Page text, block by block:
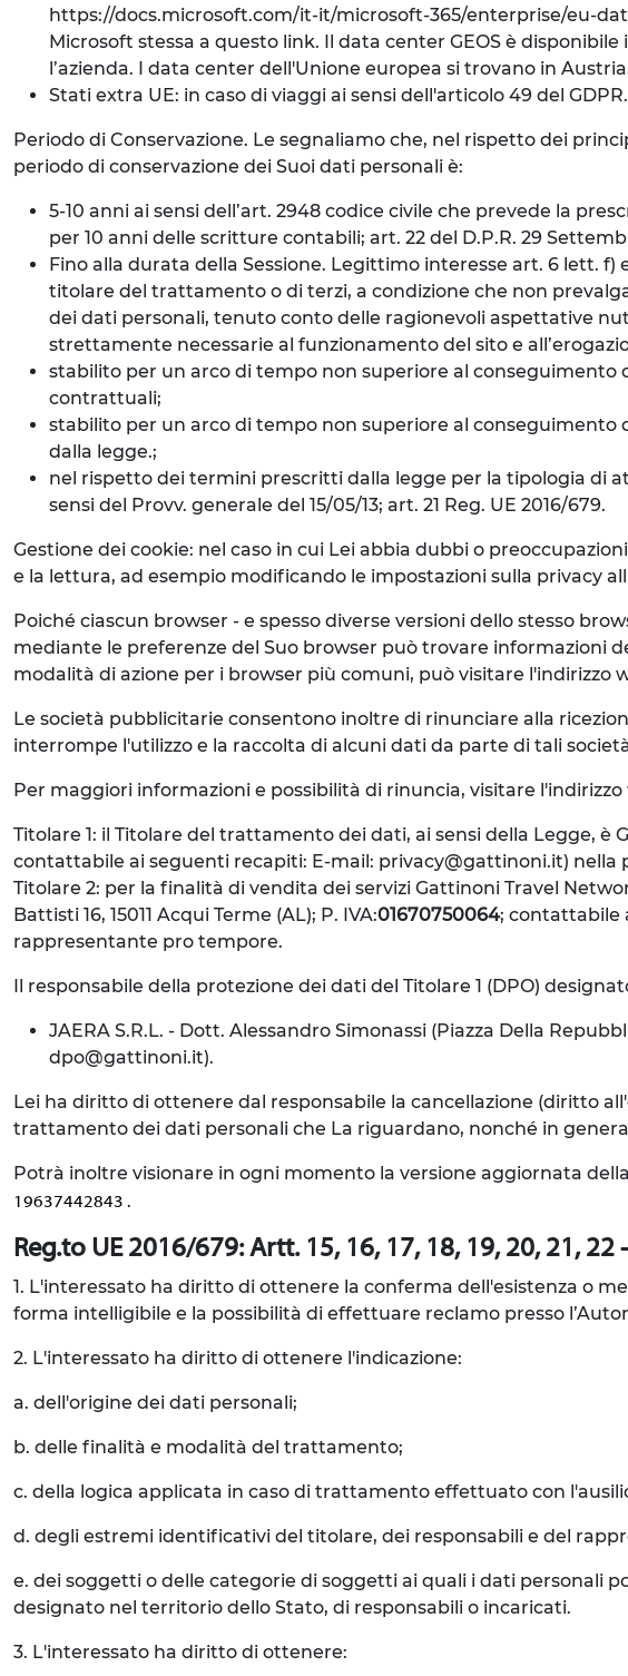
https://docs.microsoft.com/it-it/microsoft-365/enterprise/eu-
Microsoft stessa a questo link. Il data center GEOS è
l’azienda. I data center dell'Unione europea si trovano in
Stati extra UE: in caso di viaggi ai sensi dell'articolo 49 del GDPR.
Periodo di Conservazione. Le segnaliamo che, nel rispetto dei
periodo di conservazione dei Suoi dati personali è:
5-10 anni ai sensi dell’art. 2948 codice civile che prevede la
per 10 anni delle scritture contabili; art. 22 del D.P.R. 29
Fino alla durata della Sessione. Legittimo interesse art. 6 lett.
titolare del trattamento o di terzi, a condizione che non
dei dati personali, tenuto conto delle ragionevoli aspettative
strettamente necessarie al funzionamento del sito e
stabilito per un arco di tempo non superiore al
contrattuali;
stabilito per un arco di tempo non superiore al
dalla legge.;
nel rispetto dei termini prescritti dalla legge per la tipologia di
sensi del Provv. generale del 15/05/13; art. 21 Reg. UE 2016/679.
Gestione dei cookie: nel caso in cui Lei abbia dubbi o
e la lettura, ad esempio modificando le impostazioni sulla privacy
Poiché ciascun browser - e spesso diverse versioni dello stesso
mediante le preferenze del Suo browser può trovare informazioni
modalità di azione per i browser più comuni, può visitare l'indirizzo
Le società pubblicitarie consentono inoltre di rinunciare alla
interrompe l'utilizzo e la raccolta di alcuni dati da parte di tali
Per maggiori informazioni e possibilità di rinuncia, visitare
Titolare 1: il Titolare del trattamento dei dati, ai sensi della Legge, è
contattabile ai seguenti recapiti: E-mail: privacy@gattinoni.it)
Titolare 2: per la finalità di vendita dei servizi Gattinoni Travel
Battisti 16, 15011 Acqui Terme (AL); P. IVA:01670750064; contattabile
rappresentante pro tempore.
Il responsabile della protezione dei dati del Titolare 1 (DPO)
JAERA S.R.L. - Dott. Alessandro Simonassi (Piazza Della
dpo@gattinoni.it).
Lei ha diritto di ottenere dal responsabile la cancellazione (diritto
trattamento dei dati personali che La riguardano, nonché in
Potrà inoltre visionare in ogni momento la versione aggiornata
19637442843 .
Reg.to UE 2016/679: Artt. 15, 16, 17, 18, 19, 20, 21,
1. L'interessato ha diritto di ottenere la conferma dell'esistenza o
forma intelligibile e la possibilità di effettuare reclamo presso
2. L'interessato ha diritto di ottenere l'indicazione:
a. dell'origine dei dati personali;
b. delle finalità e modalità del trattamento;
c. della logica applicata in caso di trattamento effettuato con
d. degli estremi identificativi del titolare, dei responsabili e del
e. dei soggetti o delle categorie di soggetti ai quali i dati personali
designato nel territorio dello Stato, di responsabili o incaricati.
3. L'interessato ha diritto di ottenere: